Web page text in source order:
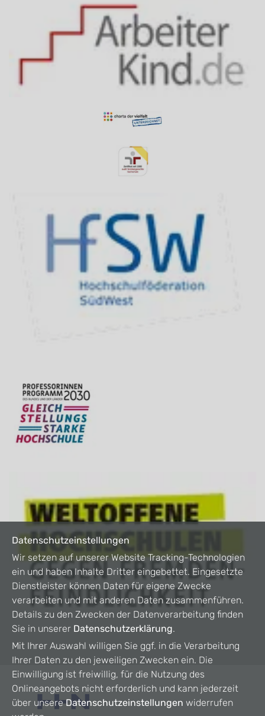
Datenschutzeinstellungen
Wir setzen auf unserer Website Tracking-Technologien
ein und haben Inhalte Dritter eingebettet. Eingesetzte
Dienstleister können Daten für eigene Zwecke
verarbeiten und mit anderen Daten zusammenführen.
Details zu den Zwecken der Datenverarbeitung finden
Sie in unserer Datenschutzerklärung.
Mit Ihrer Auswahl willigen Sie ggf. in die Verarbeitung
Ihrer Daten zu den jeweiligen Zwecken ein. Die
Einwilligung ist freiwillig, für die Nutzung des
Onlineangebots nicht erforderlich und kann jederzeit
über unsereDatenschutzeinstellungen widerrufen